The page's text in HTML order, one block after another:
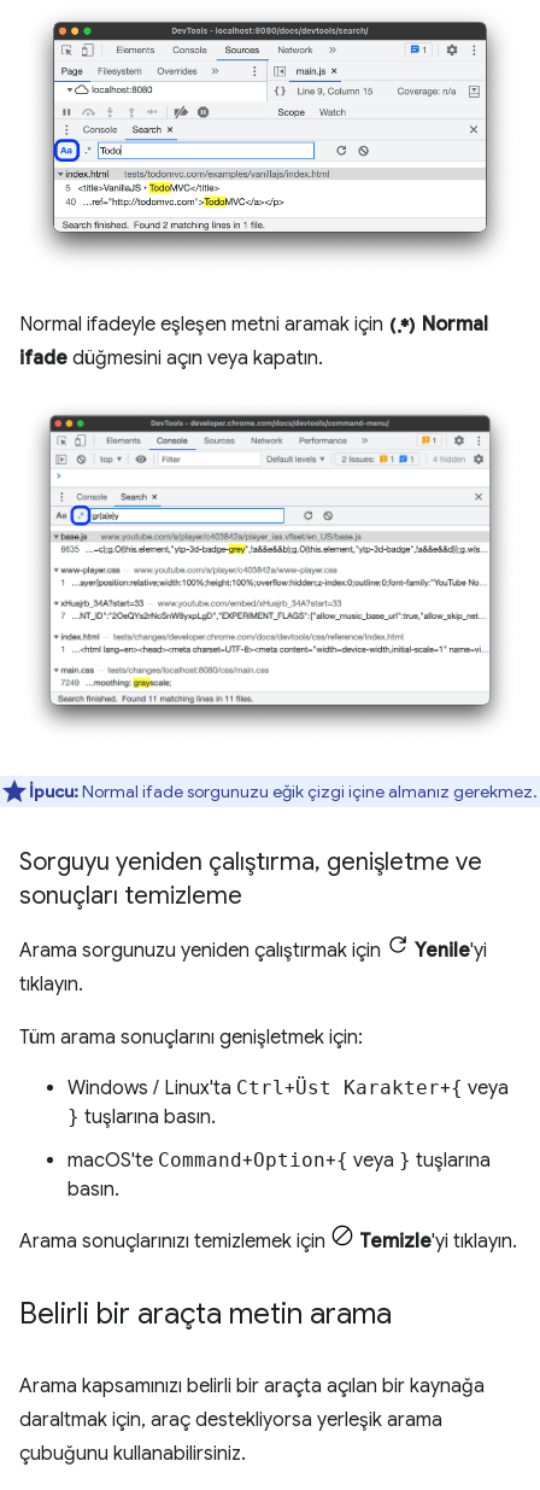
Normal ifadeyle eşleşen metni aramak için regular_expression Normal
ifade düğmesini açın veya kapatın.
İpucu:Normal ifade sorgunuzu eğik çizgi içine almanız gerekmez.
Sorguyu yeniden çalıştırma, genişletme ve
sonuçları temizleme
Arama sorgunuzu yeniden çalıştırmak için Yenile'yi
tıklayın.
Tüm arama sonuçlarını genişletmek için:
Windows / Linux'ta Ctrl +Üst Karakter+{ veya
} tuşlarına basın.
macOS'te Command+Option+{ veya } tuşlarına
basın.
Arama sonuçlarınızı temizlemek için Temizle'yi tıklayın.
Belirli bir araçta metin arama
Arama kapsamınızı belirli bir araçta açılan bir kaynağa
daraltmak için, araç destekliyorsa yerleşik arama
çubuğunu kullanabilirsiniz.